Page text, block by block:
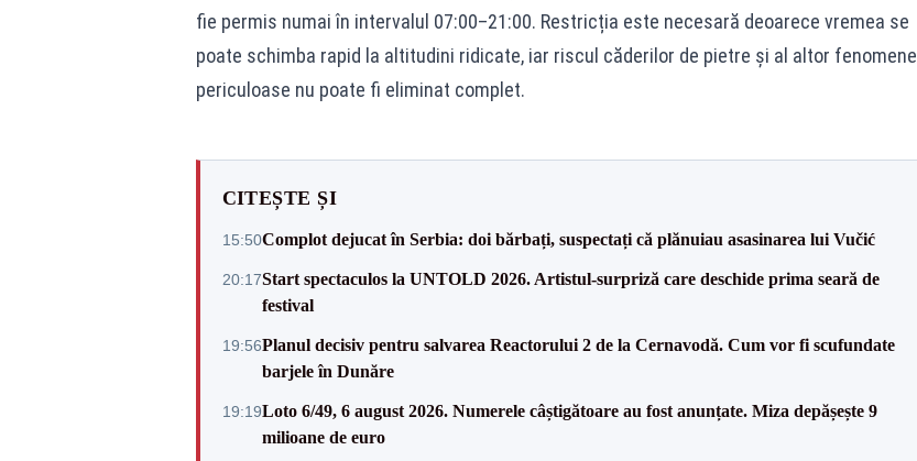
fie permis numai în intervalul 07:00–21:00. Restricția este necesară deoarece vremea se
poate schimba rapid la altitudini ridicate, iar riscul căderilor de pietre și al altor fenomene
periculoase nu poate fi eliminat complet.
CITEȘTE ȘI
15:50Complot dejucat în Serbia: doi bărbați, suspectați că plănuiau asasinarea lui Vučić
20:17Start spectaculos la UNTOLD 2026. Artistul-surpriză care deschide prima seară de
festival
19:56Planul decisiv pentru salvarea Reactorului 2 de la Cernavodă. Cum vor fi scufundate
barjele în Dunăre
19:19Loto 6/49, 6 august 2026. Numerele câștigătoare au fost anunțate. Miza depășește 9
milioane de euro